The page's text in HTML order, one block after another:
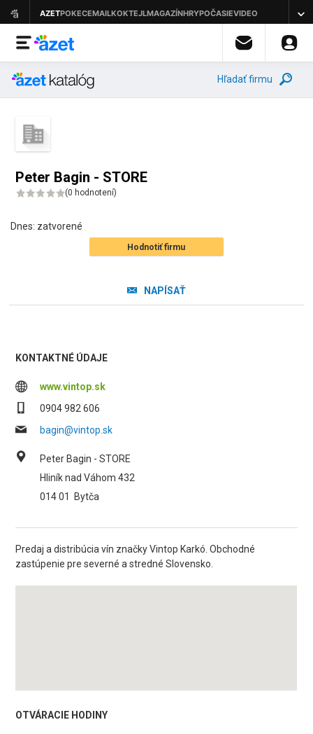
Hľadať firmu
Peter Bagin - STORE
(0 hodnotení)
Dnes: zatvorené
Hodnotiť firmu
NAPÍSAŤ
KONTAKTNÉ ÚDAJE
www.vintop.sk
0904 982 606
bagin@vintop.sk
Peter Bagin - STORE
Hliník nad Váhom 432
014 01
Bytča
Predaj a distribúcia vín značky Vintop Karkó. Obchodné
zastúpenie pre severné a stredné Slovensko.
OTVÁRACIE HODINY